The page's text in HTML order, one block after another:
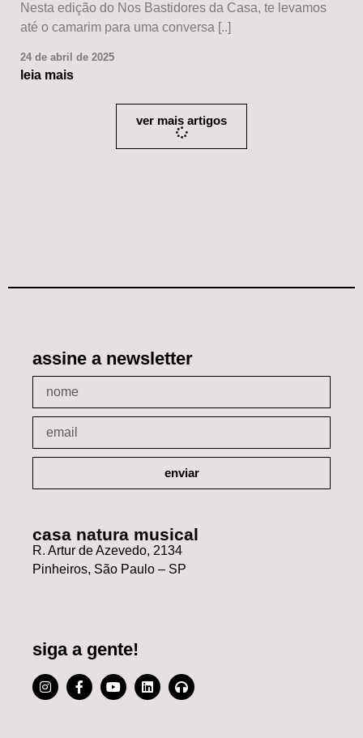
Nesta edição do Nos Bastidores da Casa, te levamos
até o camarim para uma conversa [..]
24 de abril de 2025
leia mais
ver mais artigos
assine a newsletter
enviar
casa natura musical
R. Artur de Azevedo, 2134
Pinheiros, São Paulo – SP
siga a gente!